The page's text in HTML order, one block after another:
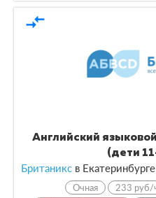
compare_arrows
Английский
(дети
Британикс в Екатеринбурге
Очная 233 руб/